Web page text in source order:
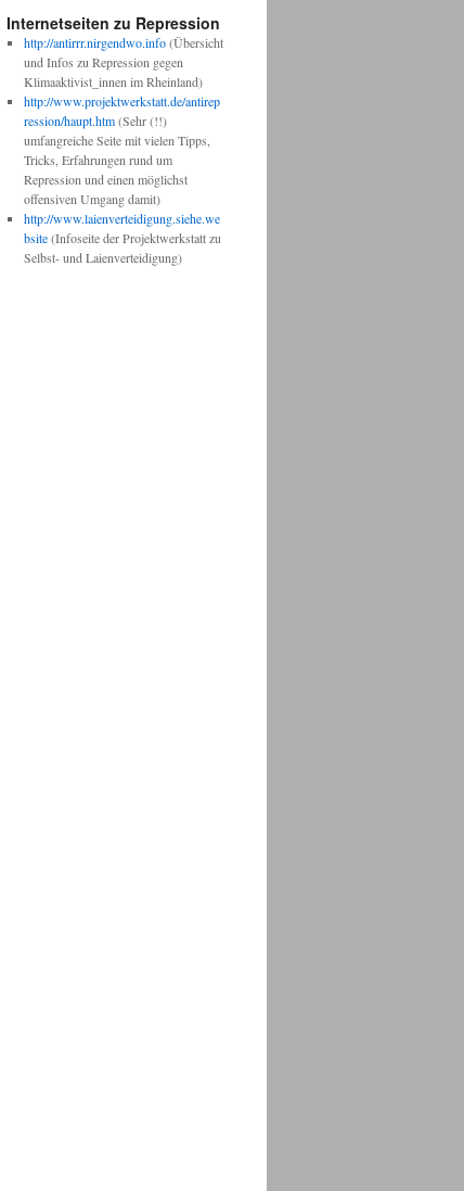
Internetseiten zu Repression
http://antirrr.nirgendwo.info(Übersicht
und Infos zu Repression gegen
Klimaaktivist_innen im Rheinland)
http://www.projektwerkstatt.de/antirep
ression/haupt.htm(Sehr (!!)
umfangreiche Seite mit vielen Tipps,
Tricks, Erfahrungen rund um
Repression und einen möglichst
offensiven Umgang damit)
http://www.laienverteidigung.siehe.we
bsite(Infoseite der Projektwerkstatt zu
Selbst- und Laienverteidigung)